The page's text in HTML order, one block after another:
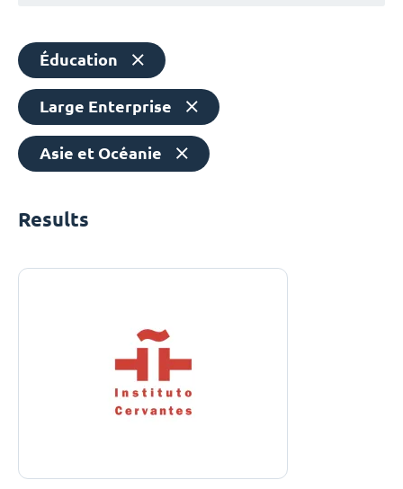
Éducation
Large Enterprise
Asie et Océanie
Results